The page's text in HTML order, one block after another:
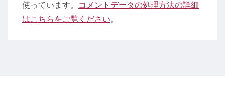
使っています。
コメントデータの処理方法の詳細
はこちらをご覧ください。